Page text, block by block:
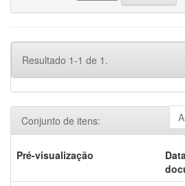
Resultado 1-1 de 1.
Conjunto de itens:
Pré-visualização